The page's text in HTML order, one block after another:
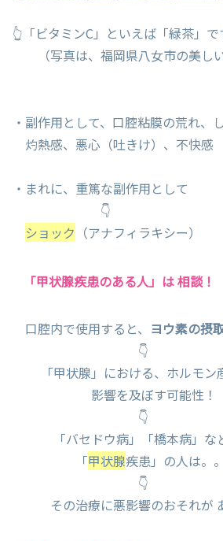
👆「ビタミンC」といえば「緑茶」で
（写真は、福岡県八女市の美しい
・副作用として、口腔粘膜の荒れ、し
灼熱感、悪心（吐きけ）、不快感
・まれに、重篤な副作用として
👇
ショック （アナフィラキシー）
「甲状腺疾患のある人」は 相談！
口腔内で使用すると、 ヨウ素の摂
👇
「甲状腺」における、ホルモン
影響を及ぼす可能性！
👇
「バセドウ病」「橋本病」な
「甲状腺疾患」の人は。。
👇
その治療に悪影響のおそれが